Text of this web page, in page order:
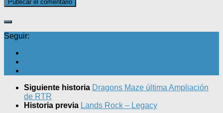
Seguir:
Siguiente historia Dragons Maze última Ampliación
de RTR
Historia previa Lands Rock – Legacy